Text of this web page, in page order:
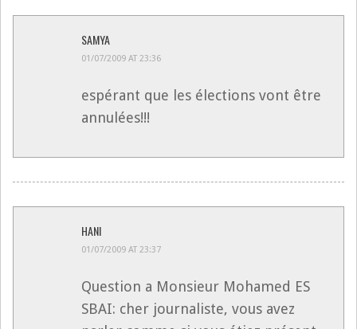
SAMYA
01/07/2009 AT 23:36
espérant que les élections vont être
annulées!!!
HANI
01/07/2009 AT 23:37
Question a Monsieur Mohamed ES
SBAI: cher journaliste, vous avez